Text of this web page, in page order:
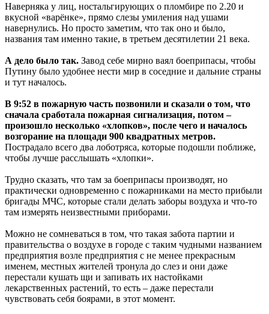
Наверняка у лиц, ностальгирующих о пломбире по 2.20 и
вкусной «варёнке», прямо слезы умиления над ушами
навернулись. Но просто заметим, что так оно и было,
названия там именно такие, в третьем десятилетии 21 века.
А дело было так. Завод себе мирно ваял боеприпасы, чтобы
Путину было удобнее нести мир в соседние и дальние страны
и тут началось.
В 9:52 в пожарную часть позвонили и сказали о том, что
сначала сработала пожарная сигнализация, потом –
произошло несколько «хлопков», после чего и началось
возгорание на площади 900 квадратных метров.
Пострадало всего два лоботряса, которые подошли поближе,
чтобы лучше расслышать «хлопки».
Трудно сказать, что там за боеприпасы производят, но
практически одновременно с пожарниками на место прибыли
бригады МЧС, которые стали делать заборы воздуха и что-то
там измерять неизвестными приборами.
Можно не сомневаться в том, что такая забота партии и
правительства о воздухе в городе с таким чудными названием
предприятия возле предприятия с не менее прекрасным
именем, местных жителей тронула до слез и они даже
перестали кушать щи и запивать их настойками
лекарственных растений, то есть – даже перестали
чувствовать себя боярами, в этот момент.